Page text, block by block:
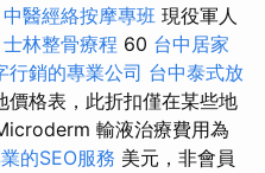
中醫經絡按摩專班 現役軍人
士林整骨療程 60 台中居家
行銷的專業公司 台中泰式放
價格表，此折扣僅在某些地
輸液治療費用為
的SEO服務 美元，非會員